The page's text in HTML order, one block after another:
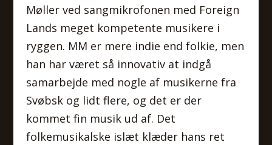
Møller ved sangmikrofonen med Foreign
Lands meget kompetente musikere i
ryggen. MM er mere indie end folkie, men
han har været så innovativ at indgå
samarbejde med nogle af musikerne fra
Svøbsk og lidt flere, og det er der
kommet fin musik ud af. Det
folkemusikalske islæt klæder hans ret